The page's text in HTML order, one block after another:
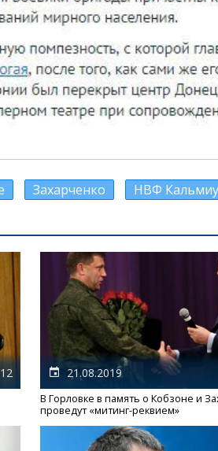
Захарченко НВФ
21.08.2019
В Горловке в память о Кобзоне и
проведут «митинг-реквием»